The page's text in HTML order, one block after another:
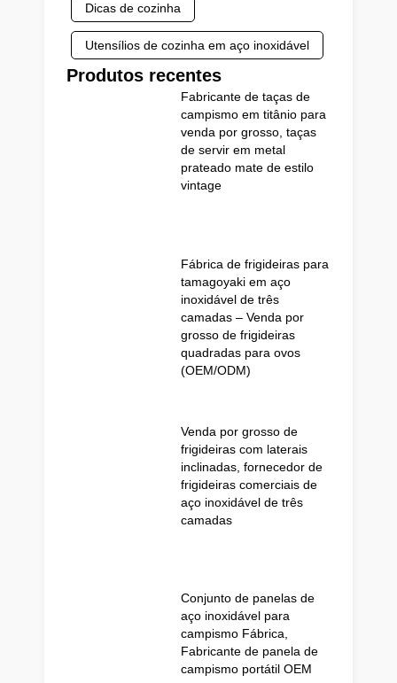
Dicas de cozinha
Utensílios de cozinha em aço inoxidável
Produtos recentes
Fabricante de taças de
campismo em titânio para
venda por grosso, taças
de servir em metal
prateado mate de estilo
vintage
Fábrica de frigideiras para
tamagoyaki em aço
inoxidável de três
camadas – Venda por
grosso de frigideiras
quadradas para ovos
(OEM/ODM)
Venda por grosso de
frigideiras com laterais
inclinadas, fornecedor de
frigideiras comerciais de
aço inoxidável de três
camadas
Conjunto de panelas de
aço inoxidável para
campismo Fábrica,
Fabricante de panela de
campismo portátil OEM